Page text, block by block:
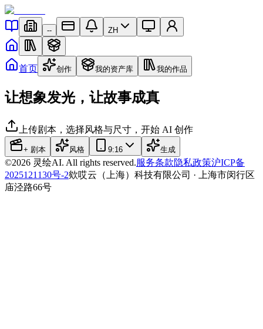
-- ZH
首页 创作 我的资产库 我的作品
让想象发光，让故事成真
上传剧本，选择风格与尺寸，开始 AI 创作
+ 剧本 风格 9:16 生成
©2026 灵绘AI. All rights reserved.服务条款隐私政策沪ICP备
2025121130号-2欸哎云（上海）科技有限公司 · 上海市闵行区
庙泾路66号